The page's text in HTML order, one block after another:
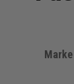
Marke